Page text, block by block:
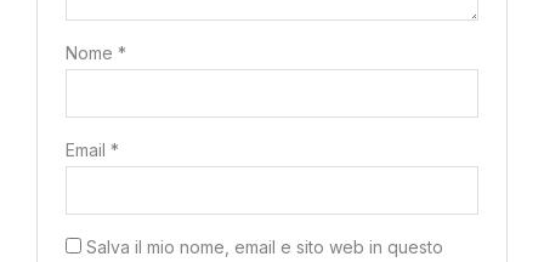
Nome*
Email*
Salva il mio nome, email e sito web in questo